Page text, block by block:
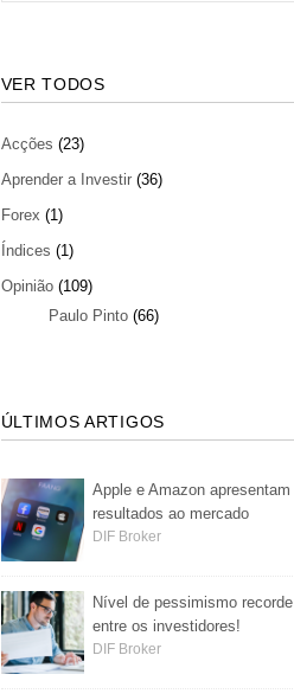
VER TODOS
Acções (23)
Aprender a Investir(36)
Forex (1)
Índices (1)
Opinião(109)
Paulo Pinto(66)
ÚLTIMOS ARTIGOS
Apple e Amazon apresentam
resultados ao mercado
DIF Broker
Nível de pessimismo recorde
entre os investidores!
DIF Broker